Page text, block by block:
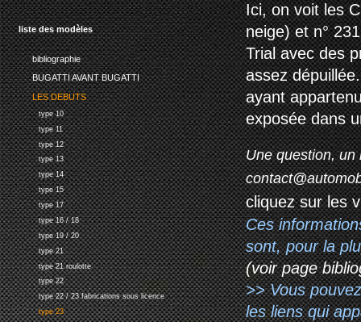
liste des modèles
bibliographie
BUGATTI AVANT BUGATTI
LES DEBUTS
type 10
type 11
type 12
type 13
type 14
type 15
type 17
type 16 / 18
type 19 / 20
type 21
type 21 roulotte
type 22
type 22 / 23 fabrications sous licence
type 23
Ici, on voit les
neige) et n°
Trial avec des
assez
ayant
exposée dans
Une question, un
cliquez sur les
Ces
sont, pour la
(voir page
>> Vous
les liens qui